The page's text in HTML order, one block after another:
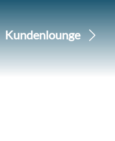
Kundenlounge